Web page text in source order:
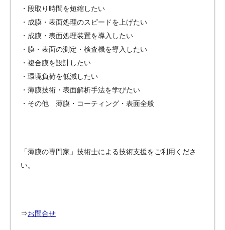
・段取り時間を短縮したい
・成膜・表面処理のスピードを上げたい
・成膜・表面処理装置を導入したい
・膜・表面の測定・検査機を導入したい
・複合膜を設計したい
・環境負荷を低減したい
・薄膜技術・表面解析手法を学びたい
・その他 薄膜・コーティング・表面全般
「薄膜の専門家」技術士による技術支援をご利用くださ
い。
⇒お問合せ